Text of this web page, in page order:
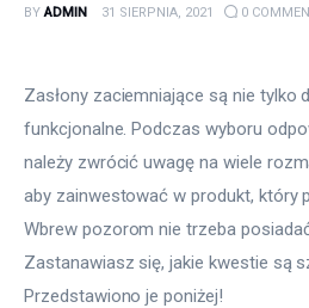
BY ADMIN 31 SIERPNIA, 2021 0
Zasłony zaciemniające są nie tylko
funkcjonalne. Podczas wyboru
należy zwrócić uwagę na wiele
aby zainwestować w produkt, który
Wbrew pozorom nie trzeba
Zastanawiasz się, jakie kwestie są
Przedstawiono je poniżej!